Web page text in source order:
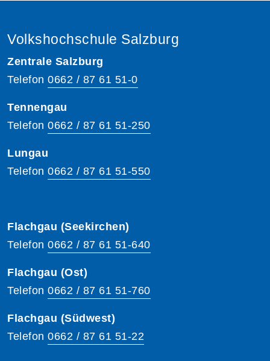
Volkshochschule Salzburg
Zentrale Salzburg
Telefon 0662 / 87 61 51-0
Tennengau
Telefon 0662 / 87 61 51-250
Lungau
Telefon 0662 / 87 61 51-550
Flachgau (Seekirchen)
Telefon 0662 / 87 61 51-640
Flachgau (Ost)
Telefon 0662 / 87 61 51-760
Flachgau (Südwest)
Telefon 0662 / 87 61 51-22